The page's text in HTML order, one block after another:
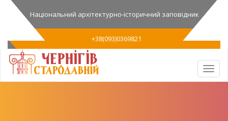
Національний архітектурно-історичний заповідник
+38(093)0369821